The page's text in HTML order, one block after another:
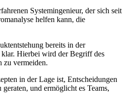
Systemingenieur, der sich seit
helfen kann, die
bereits in der
Hierbei wird der Begriff des
zu vermeiden.
in der Lage ist, Entscheidungen
und ermöglicht es Teams,